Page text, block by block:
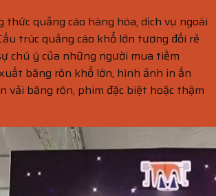
thức quảng cáo hàng hóa, dịch vụ ngoài
trúc quảng cáo khổ lớn tương đối rẻ
chú ý của những người mua tiềm
băng rôn khổ lớn, hình ảnh in ấn
vải băng rôn, phim đặc biệt hoặc thậm